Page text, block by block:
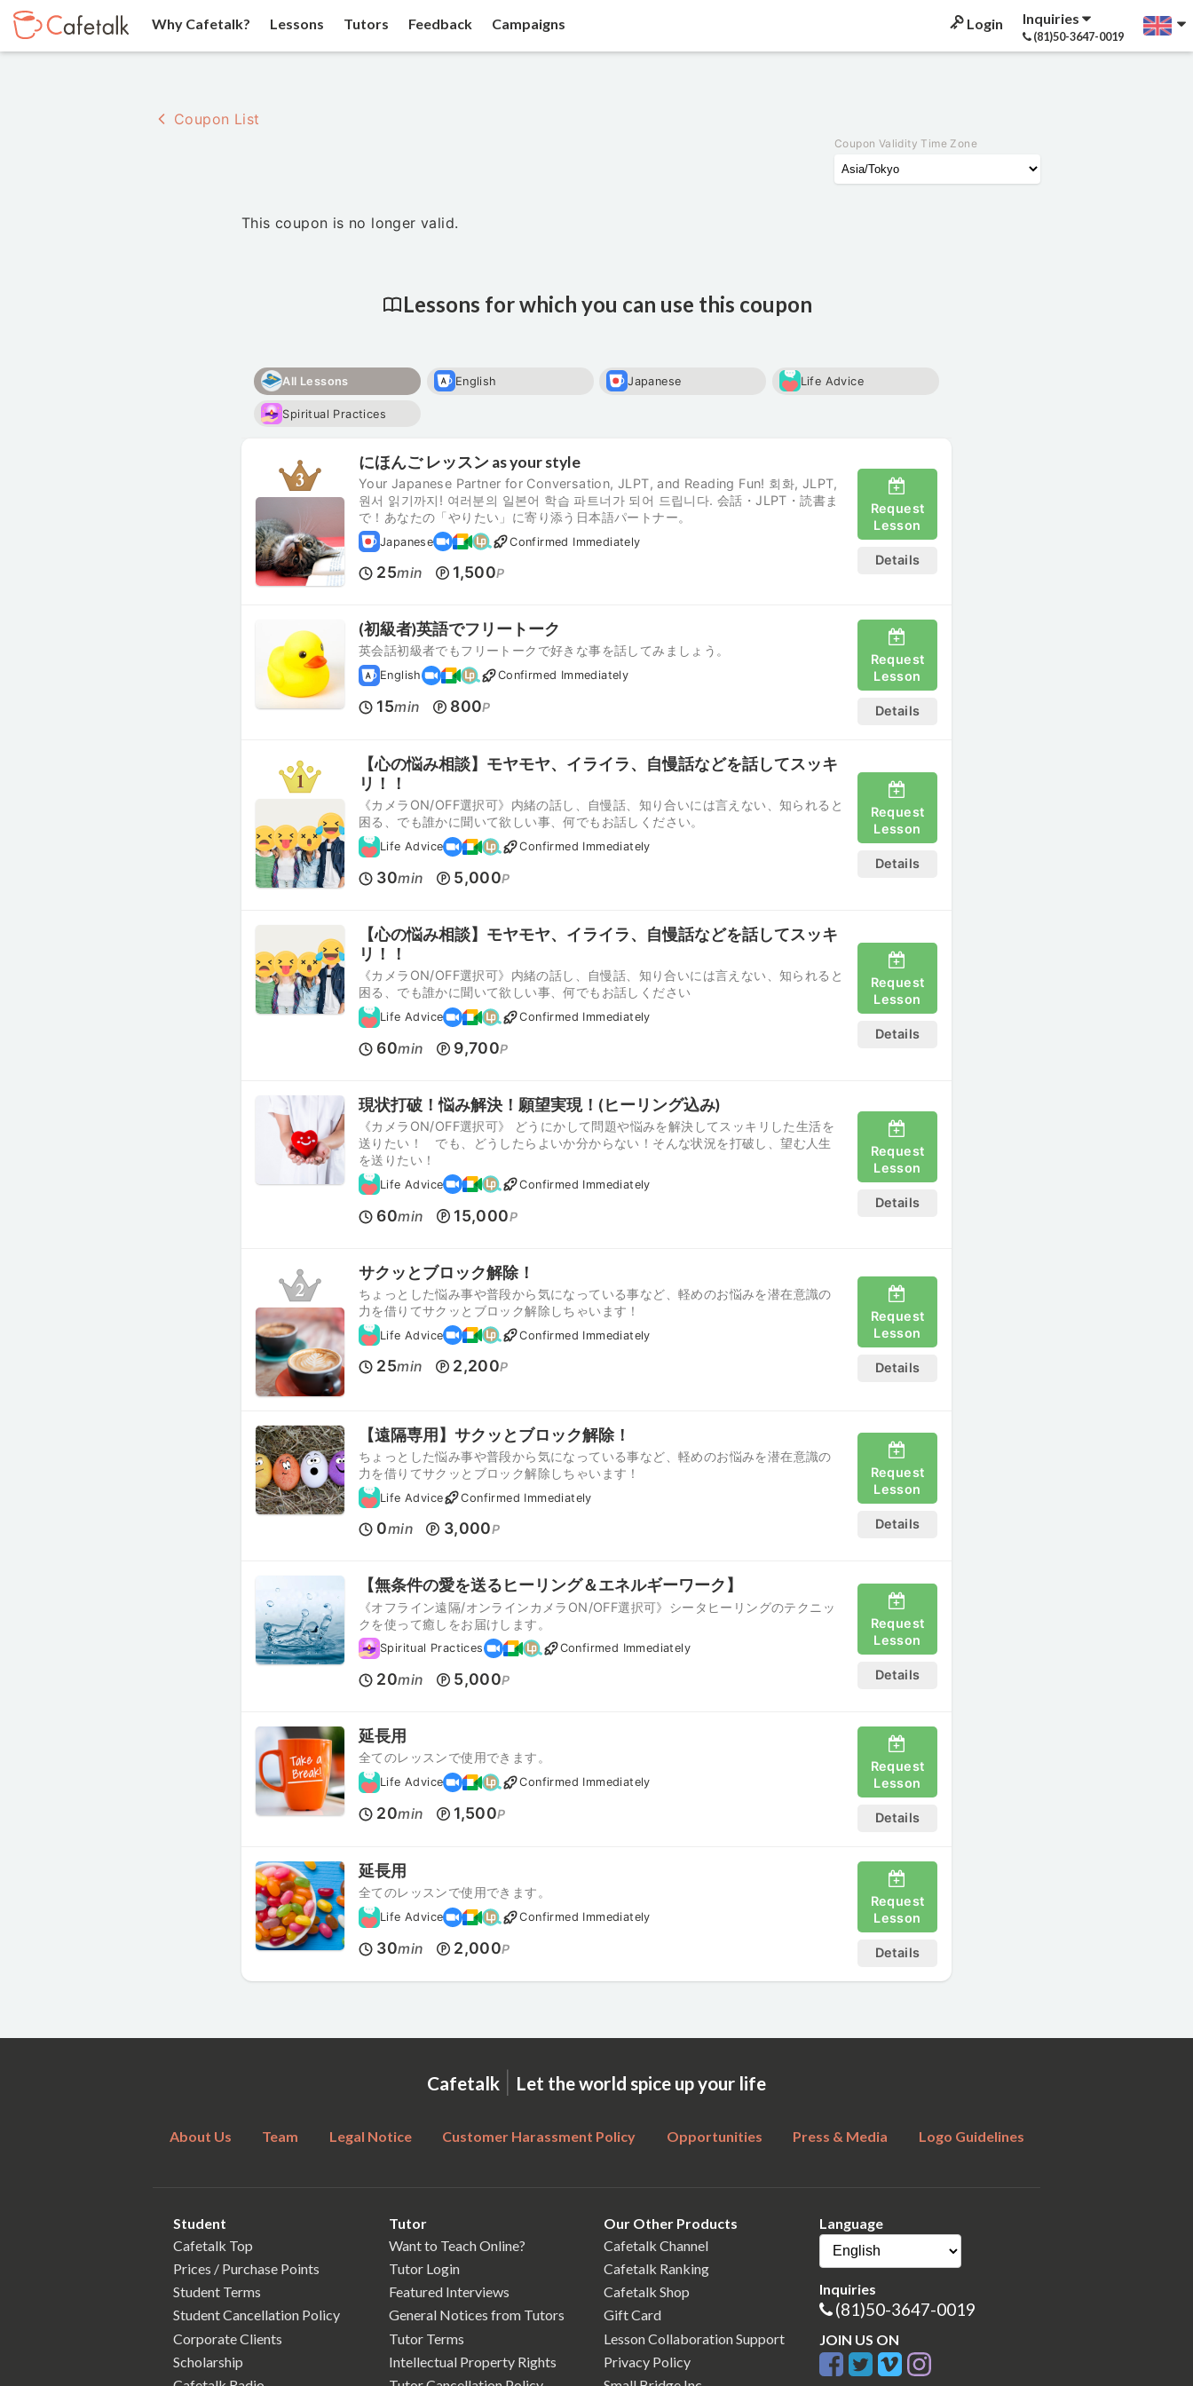
Why Cafetalk? Lessons Tutors Feedback Campaigns Login Inquiries
(81)50-3647-0019
Coupon List
Coupon Validity Time Zone
This coupon is no longer valid.
Lessons for which you can use this coupon
All Lessons English Japanese Life Advice
Spiritual Practices
にほんご レッスン as your style
Your Japanese Partner for Conversation, JLPT, and Reading Fun! 회화, JLPT,
원서 읽기까지! 여러분의 일본어 학습 파트너가 되어 드립니다. 会話・JLPT・読書ま
で！あなたの「やりたい」に寄り添う日本語パートナー。
Japanese Confirmed Immediately
25min 1,500P
Request
Lesson
Details
(初級者)英語でフリートーク
英会話初級者でもフリートークで好きな事を話してみましょう。
English Confirmed Immediately
15min 800P
Request
Lesson
Details
【心の悩み相談】モヤモヤ、イライラ、自慢話などを話してスッキ
リ！！
《カメラON/OFF選択可》内緒の話し、自慢話、知り合いには言えない、知られると
困る、でも誰かに聞いて欲しい事、何でもお話しください。
Life Advice Confirmed Immediately
30min 5,000P
Request
Lesson
Details
【心の悩み相談】モヤモヤ、イライラ、自慢話などを話してスッキ
リ！！
《カメラON/OFF選択可》内緒の話し、自慢話、知り合いには言えない、知られると
困る、でも誰かに聞いて欲しい事、何でもお話しください
Life Advice Confirmed Immediately
60min 9,700P
Request
Lesson
Details
現状打破！悩み解決！願望実現！(ヒーリング込み)
《カメラON/OFF選択可》 どうにかして問題や悩みを解決してスッキリした生活を
送りたい！ でも、どうしたらよいか分からない！そんな状況を打破し、望む人生
を送りたい！
Life Advice Confirmed Immediately
60min 15,000P
Request
Lesson
Details
サクッとブロック解除！
ちょっとした悩み事や普段から気になっている事など、軽めのお悩みを潜在意識の
力を借りてサクッとブロック解除しちゃいます！
Life Advice Confirmed Immediately
25min 2,200P
Request
Lesson
Details
【遠隔専用】サクッとブロック解除！
ちょっとした悩み事や普段から気になっている事など、軽めのお悩みを潜在意識の
力を借りてサクッとブロック解除しちゃいます！
Life Advice Confirmed Immediately
0min 3,000P
Request
Lesson
Details
【無条件の愛を送るヒーリング＆エネルギーワーク】
《オフライン遠隔/オンラインカメラON/OFF選択可》シータヒーリングのテクニッ
クを使って癒しをお届けします。
Spiritual Practices Confirmed Immediately
20min 5,000P
Request
Lesson
Details
延長用
全てのレッスンで使用できます。
Life Advice Confirmed Immediately
20min 1,500P
Request
Lesson
Details
延長用
全てのレッスンで使用できます。
Life Advice Confirmed Immediately
30min 2,000P
Request
Lesson
Details
Cafetalk | Let the world spice up your life
About Us Team Legal Notice Customer Harassment Policy Opportunities Press & Media Logo Guidelines
Student
Cafetalk Top
Prices / Purchase Points
Student Terms
Student Cancellation Policy
Corporate Clients
Scholarship
Tutor
Want to Teach Online?
Tutor Login
Featured Interviews
General Notices from Tutors
Tutor Terms
Intellectual Property Rights
Our Other Products
Cafetalk Channel
Cafetalk Ranking
Cafetalk Shop
Gift Card
Lesson Collaboration Support
Privacy Policy
Language
Inquiries
(81)50-3647-0019
JOIN US ON